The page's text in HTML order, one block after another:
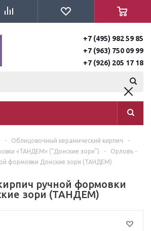
+7 (495) 982 59 85
+7 (963) 750 09 99
+7 (926) 205 17 18
- Облицовочный керамический кирпич
-
«ТАНДЕМ» ("Донские зори")
-
Орловъ -
формовки Донские зори (ТАНДЕМ)
ручной формовки
зори (ТАНДЕМ)